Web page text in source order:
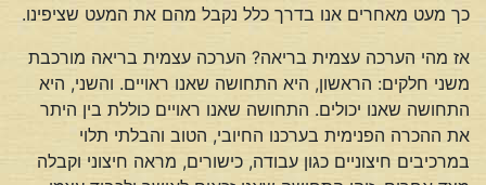
כך מעט מאחרים אנו בדרך כלל נקבל מהם את המעט שציפינו.
אז מהי הערכה עצמית בריאה? הערכה עצמית בריאה מורכבת
משני חלקים: הראשון, היא התחושה שאנו ראויים. והשני, היא
התחושה שאנו יכולים. התחושה שאנו ראויים כוללת בין היתר
את ההכרה הפנימית בערכנו החיובי, הטוב והבלתי תלוי
במרכיבים חיצוניים כגון עבודה, כישורים, מראה חיצוני וקבלה